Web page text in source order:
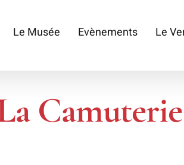
Le Musée Evènements Le
Camuterie